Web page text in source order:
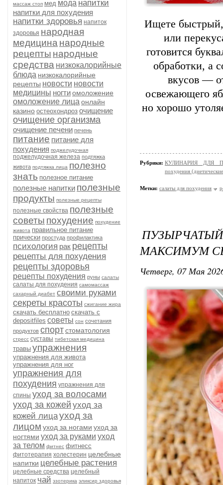
массаж стоп мед мода напитки
напитки для похудения
напитки здоровья напиток
здоровья народная
медицина народные
рецепты народные
средства низкокалорийные
блюда низкокалорийные
рецепты новости новости
медицины ногтиомоложение
омоложение лица онлайн
казино остеохондроз очищение
очищение организма
очищение печени печень
питание питание для
похудения поджелудочная
поджелудочная железа подтяжка
живота подтяжка лица полезно
знать полезное питание
полезные напитки полезные
продукты полезные рецепты
полезные свойства полезные
советы похудение похудение
живота правильное питание
прически простуда профилактика
психология рак рецепты
рецепты для похудения
рецепты здоровья
рецепты похудения руны салаты
салаты для похудения самомассаж
сахарный диабет своими руками
секреты красоты сжигание жира
скачать бесплатно скачать с
depositfiles советы сон сочетания
продуктов спортстоматология
стресс суставы тибетская медицина
травы упражнения
упражнения для живота
упражнения для ног
упражнения для
похудения упражнения для
спины уход за волосами
уход за кожей уход за
кожей лицауход за
лицом уход за ногами уход за
ногтями уход за руками уход
за телом фитнес фитнесс
фитотерапия холестерин целебные
напитки целебные растения
целебные средства целебный
напиток чай эзотерика эликсир здоровья
Ищете
или
готовится
обработки, а
вкусов —
освежающего
но хорошо
Рубрики: КУЛИНАРИЯ ДЛЯ
похудения
Метки: салаты для похудения
МАКСИМУМ
Четверг, 07 Мая